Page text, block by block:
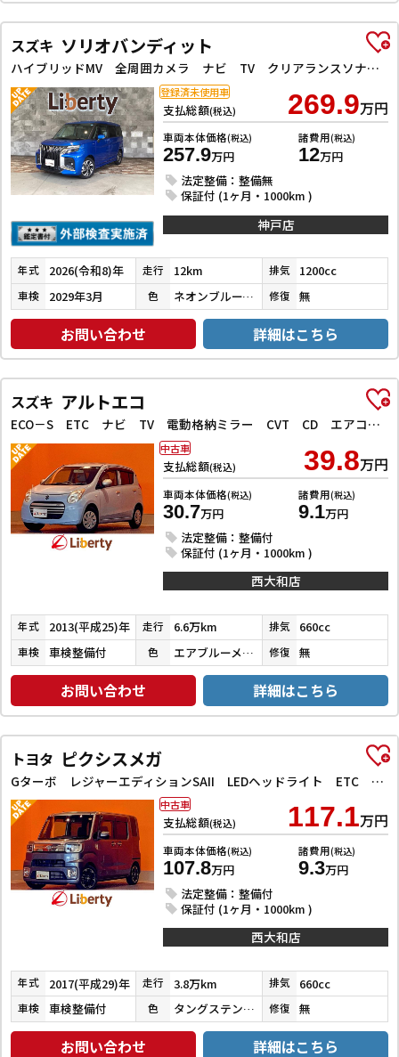
スズキ ソリオバンディット
ハイブリッドMV 全周囲カメラ ナビ TV クリアランスソナー オートクルーズコントロール レーンアシスト 衝突被害軽減システム 両側電動スライドドア オートライト スマートキー アイドリングストップ 電動格納ミラー
支払総額(税込) 269.9万円
車両本体価格(税込)
257.9万円
諸費用(税込)
12万円
法定整備：整備無
保証付 (1ヶ月・1000km )
登録済未使用車
神戸店
年式 2026(令和8)年 走行 12km 排気 1200cc
車検 2029年3月 色 ネオンブルーメタリック 修復 無
お問い合わせ 詳細はこちら
スズキ アルトエコ
ECO－S ETC ナビ TV 電動格納ミラー CVT CD エアコン パワーステアリング パワーウィンドウ
支払総額(税込) 39.8万円
車両本体価格(税込)
30.7万円
諸費用(税込)
9.1万円
法定整備：整備付
保証付 (1ヶ月・1000km )
中古車
西大和店
年式 2013(平成25)年 走行 6.6万km 排気 660cc
車検 車検整備付 色 エアブルーメタリック 修復 無
お問い合わせ 詳細はこちら
トヨタ ピクシスメガ
Gターボ レジャーエディションSAII LEDヘッドライト ETC バックカメラ 両側電動スライドドア クリアランスソナー 衝突被害軽減システム スマートキー アイドリングストップ 電動格納ミラー ベンチシート CVT ESC CD
支払総額(税込) 117.1万円
車両本体価格(税込)
107.8万円
諸費用(税込)
9.3万円
法定整備：整備付
保証付 (1ヶ月・1000km )
中古車
西大和店
年式 2017(平成29)年 走行 3.8万km 排気 660cc
車検 車検整備付 色 タングステングレーメタリック 修復 無
お問い合わせ 詳細はこちら